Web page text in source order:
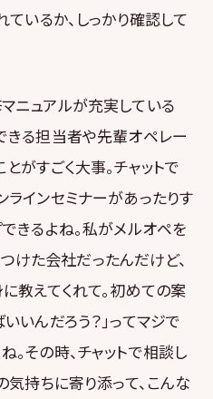
ているか、しっかり確認して
ニュアルが充実している
きる担当者や先輩オペレー
がすごく大事。チャットで
ラインセミナーがあったりす
きるよね。私がメルオペを
けた会社だったんだけど、
教えてくれて。初めての案
いんだろう？」ってマジで
その時、チャットで相談し
気持ちに寄り添って、こんな